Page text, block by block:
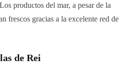
productos del mar, a pesar de la
frescos gracias a la excelente red de
de Rei